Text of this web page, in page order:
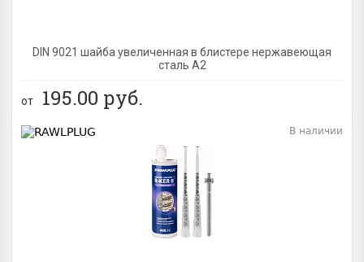
DIN 9021 шайба увеличенная в блистере нержавеющая
сталь A2
от 195.00 руб.
В наличии